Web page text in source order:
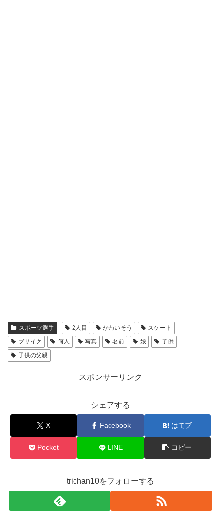
スポーツ選手 2人目 かわいそう
スケート
ブサイク
何人 写真 名前 娘
子供
子供の父親
スポンサーリンク
シェアする
X Facebook はてブ
Pocket LINE コピー
trichan10をフォローする